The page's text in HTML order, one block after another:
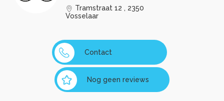
Tramstraat 12 , 2350
Vosselaar
Contact
Nog geen reviews